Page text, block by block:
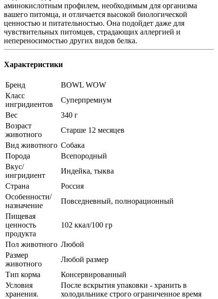
аминокислотным профилем, необходимым для организма
вашего питомца, и отличается высокой биологической
ценностью и питательностью. Она подойдет даже для
чувствительных питомцев, страдающих аллергией и
непереносимостью других видов белка.
Характеристики
Бренд
BOWL WOW
Класс
ингридиентов
Суперпремиум
Вес
340 г
Возраст
животного
Старше 12 месяцев
Вид животного Собака
Порода
Всепородный
Вкус/
ингридиент
Индейка, тыква
Страна
Россия
Особенности/
назначение
Повседневный, полнорационный
Пищевая
ценность
продукта
102 ккал/100 гр
Пол животного Любой
Размер
животного
Любой размер
Тип корма
Консервированный
Условия
хранения.
После вскрытия упаковки - хранить в
холодильнике строго ограниченное время